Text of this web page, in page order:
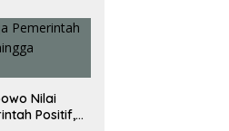
Nilai
Positif,